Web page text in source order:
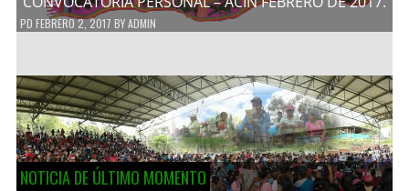
PD FEBRERO 2, 2017 BYADMIN
NOTICIA DE ÚLTIMO MOMENTO